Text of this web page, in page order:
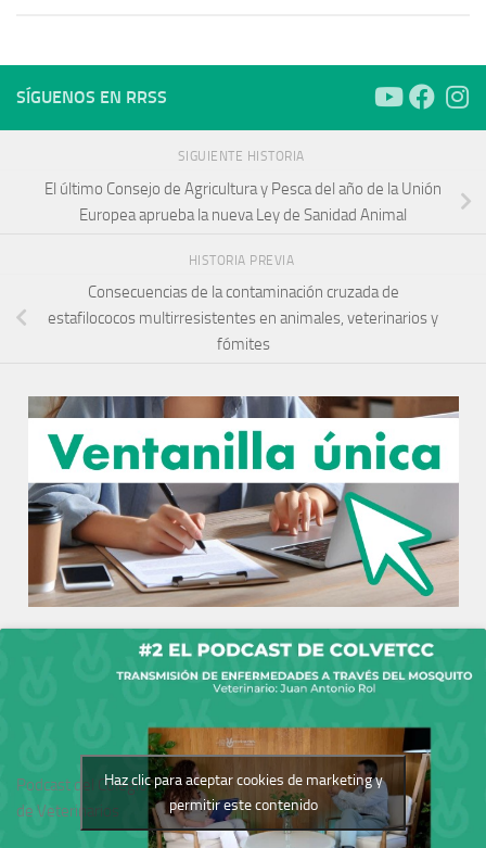
SÍGUENOS EN RRSS
SIGUIENTE HISTORIA
El último Consejo de Agricultura y Pesca del año de la Unión
Europea aprueba la nueva Ley de Sanidad Animal
HISTORIA PREVIA
Consecuencias de la contaminación cruzada de
estafilococos multirresistentes en animales, veterinarios y
fómites
Podcast del Colegio
de Veterinarios
Haz clic para aceptar cookies de marketing y
permitir este contenido